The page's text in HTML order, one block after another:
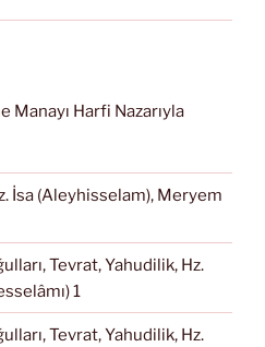
Manayı Harfi Nazarıyla
İsa (Aleyhisselam), Meryem
Tevrat, Yahudilik, Hz.
1
Tevrat, Yahudilik, Hz.